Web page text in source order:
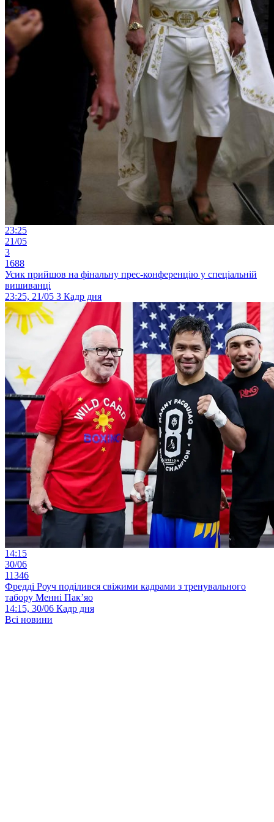
23:25
21/05
3
1688
Усик прийшов на фінальну прес-конференцію у спеціальній
вишиванці
23:25, 21/05 3 Кадр дня
14:15
30/06
11346
Фредді Роуч поділився свіжими кадрами з тренувального
табору Менні Пак’яо
14:15, 30/06 Кадр дня
Всі новини